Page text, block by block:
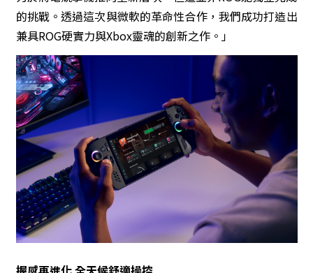
的挑戰。透過這次與微軟的革命性合作，我們成功打造出
兼具ROG硬實力與Xbox靈魂的創新之作。」